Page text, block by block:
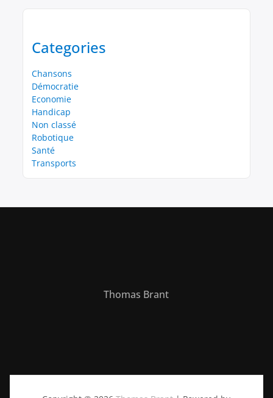
Categories
Chansons
Démocratie
Economie
Handicap
Non classé
Robotique
Santé
Transports
Thomas Brant